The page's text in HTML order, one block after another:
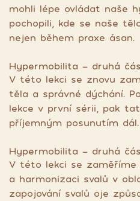
mohli lépe ovládat naše
pochopili, kde se naše
nejen během praxe ásan.
Hypermobilita - druhá
V této lekci se znovu
těla a správné dýchání.
lekce v první sérii, pak
příjemným posunutím dál.
Hypermobilita - druhá
V této lekci se zaměříme
a harmonizaci svalů v
zapojování svalů oje